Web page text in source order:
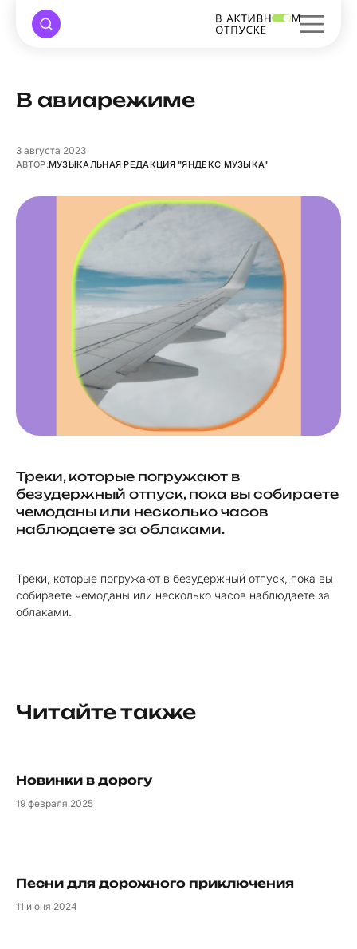
В авиарежиме
3 августа 2023
АВТОР:МУЗЫКАЛЬНАЯ РЕДАКЦИЯ "ЯНДЕКС МУЗЫКА"
Треки, которые погружают в
безудержный отпуск, пока вы собираете
чемоданы или несколько часов
наблюдаете за облаками.
Треки, которые погружают в безудержный отпуск, пока вы
собираете чемоданы или несколько часов наблюдаете за
облаками.
Читайте также
Новинки в дорогу
19 февраля 2025
Песни для дорожного приключения
11 июня 2024